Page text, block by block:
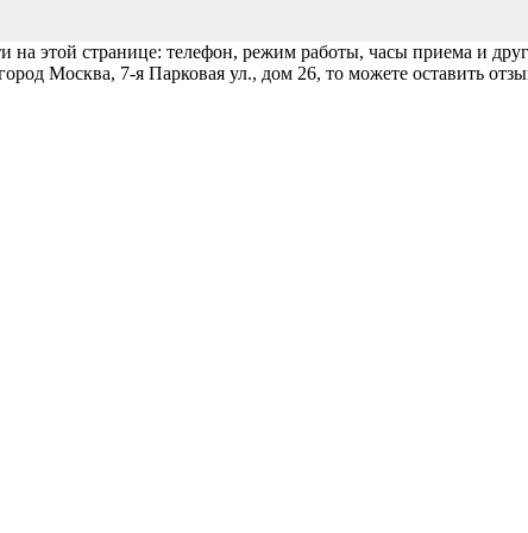
этой странице: телефон, режим работы, часы приема и
Москва, 7-я Парковая ул., дом 26, то можете оставить